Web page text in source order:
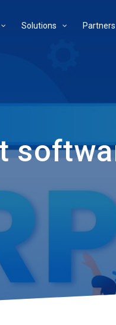
Solutions Partners